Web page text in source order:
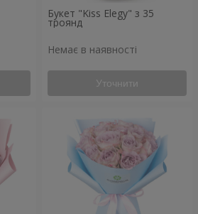
Букет "Kiss Elegy" з 35
троянд
Немає в наявності
Уточнити